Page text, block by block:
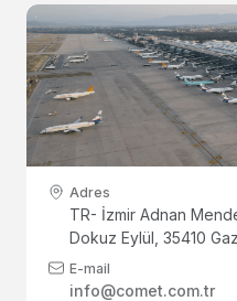
Adres
TR- İzmir Adnan
Dokuz Eylül, 35410
E-mail
info@comet.com.tr